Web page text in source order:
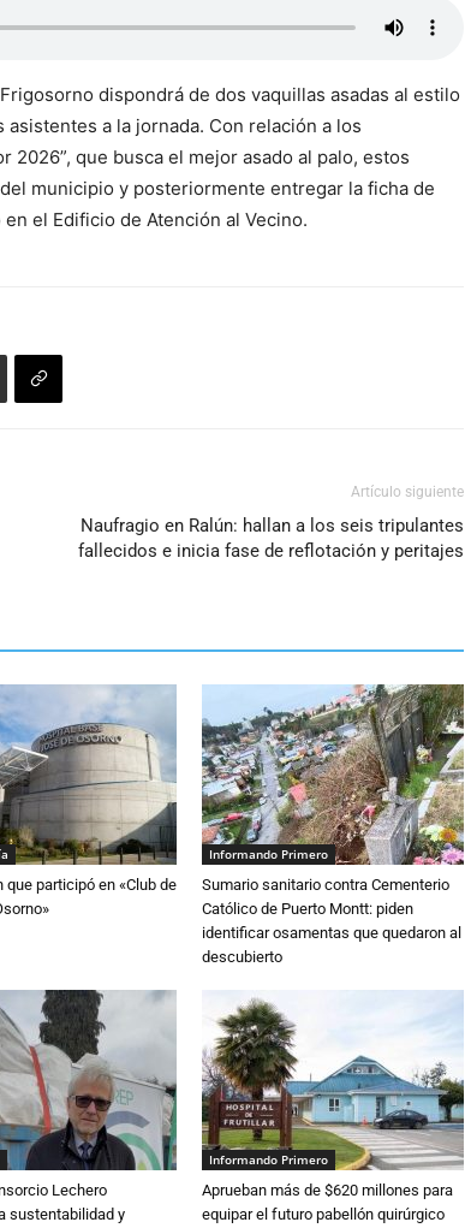
dispondrá de dos vaquillas asadas al estilo
a la jornada. Con relación a los
2026”, que busca el mejor asado al palo, estos
municipio y posteriormente entregar la ficha de
el Edificio de Atención al Vecino.
Artículo siguiente
Naufragio en Ralún: hallan a los seis tripulantes
fallecidos e inicia fase de reflotación y peritajes
que participó en «Club de
Informando Primero
Sumario sanitario contra Cementerio
Católico de Puerto Montt: piden
identificar osamentas que quedaron al
descubierto
Lechero
sustentabilidad y
Informando Primero
Aprueban más de $620 millones para
equipar el futuro pabellón quirúrgico